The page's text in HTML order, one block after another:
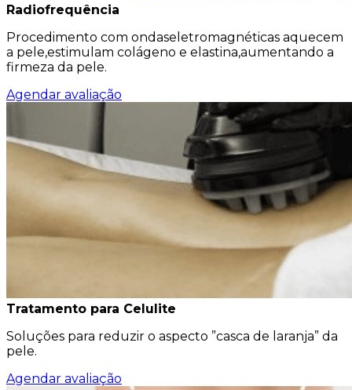
Radiofrequência
Procedimento com ondaseletromagnéticas aquecem
a pele,estimulam colágeno e elastina,aumentando a
firmeza da pele.
Agendar avaliação
Tratamento para Celulite
Soluções para reduzir o aspecto ”casca de laranja” da
pele.
Agendar avaliação